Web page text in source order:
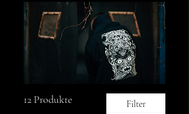
12 Produkte Filter